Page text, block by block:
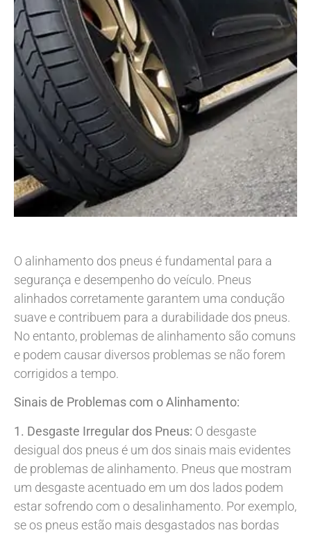
O alinhamento dos pneus é fundamental para a
segurança e desempenho do veículo. Pneus
alinhados corretamente garantem uma condução
suave e contribuem para a durabilidade dos pneus.
No entanto, problemas de alinhamento são comuns
e podem causar diversos problemas se não forem
corrigidos a tempo.
Sinais de Problemas com o Alinhamento:
1. Desgaste Irregular dos Pneus: O desgaste
desigual dos pneus é um dos sinais mais evidentes
de problemas de alinhamento. Pneus que mostram
um desgaste acentuado em um dos lados podem
estar sofrendo com o desalinhamento. Por exemplo,
se os pneus estão mais desgastados nas bordas